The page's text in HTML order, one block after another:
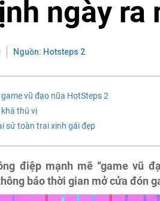
ngày ra
Nguồn: Hotsteps 2
vũ đạo nũa HotSteps 2
thú vị
sứ toàn trai xinh gái đẹp
điệp mạnh mẽ “game vũ
báo thời gian mở cửa đón